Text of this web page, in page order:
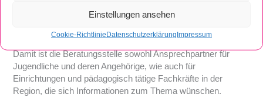
Einstellungen ansehen
Cookie-RichtlinieDatenschutzerklärungImpressum
Angebote für junge LSBTIQ*-Menschen geschaffen, aber
Damit ist die Beratungsstelle sowohl Ansprechpartner für
Jugendliche und deren Angehörige, wie auch für
Einrichtungen und pädagogisch tätige Fachkräfte in der
Region, die sich Informationen zum Thema wünschen.